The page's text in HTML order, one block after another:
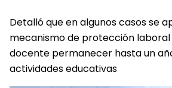
Detalló que en algunos casos se
mecanismo de protección
docente permanecer hasta un
actividades educativas